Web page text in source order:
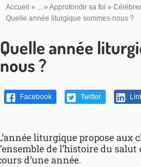
Accueil » ... » Approfondir sa foi » Célébrer
Quelle année liturgique sommes-nous ?
Quelle année
nous ?
Facebook Twitter
liturgique propose aux
de l’histoire du
d’une année.